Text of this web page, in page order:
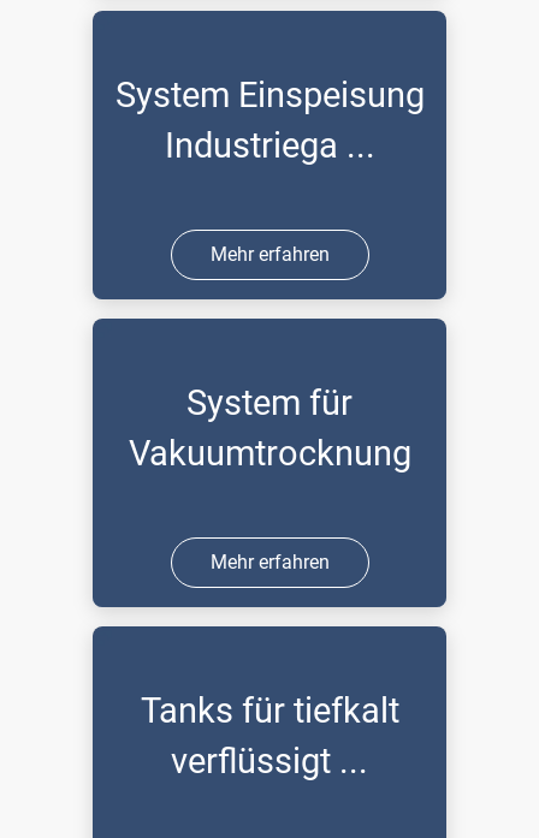
System Einspeisung
Industriega ...
Mehr erfahren
System für
Vakuumtrocknung
Mehr erfahren
Tanks für tiefkalt
verflüssigt ...